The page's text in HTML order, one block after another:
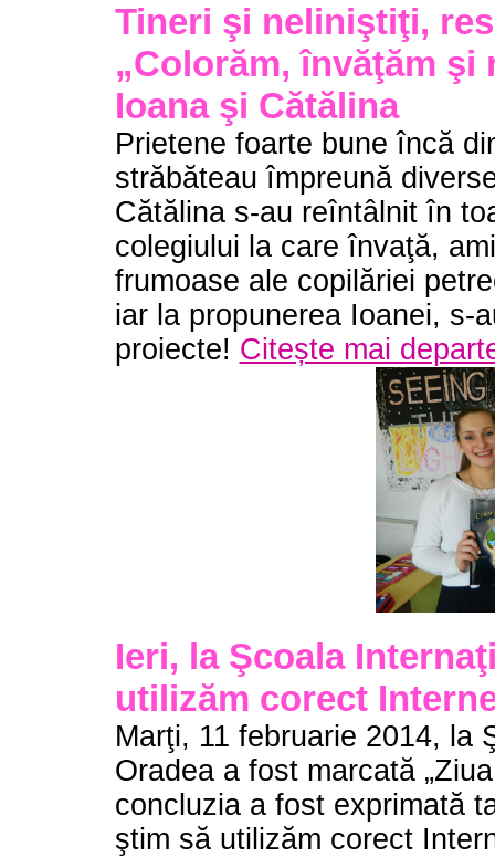
Tineri şi neliniştiţi,
„Colorăm, învăţăm şi
Ioana şi Cătălina
Prietene foarte bune încă
străbăteau împreună
Cătălina s-au reîntâlnit în
colegiului la care învaţă,
frumoase ale copilăriei
iar la propunerea Ioanei, s-
proiecte! Citește mai
Ieri, la Şcoala
utilizăm corect
Marţi, 11 februarie 2014, la
Oradea a fost marcată
concluzia a fost exprimată
ştim să utilizăm corect